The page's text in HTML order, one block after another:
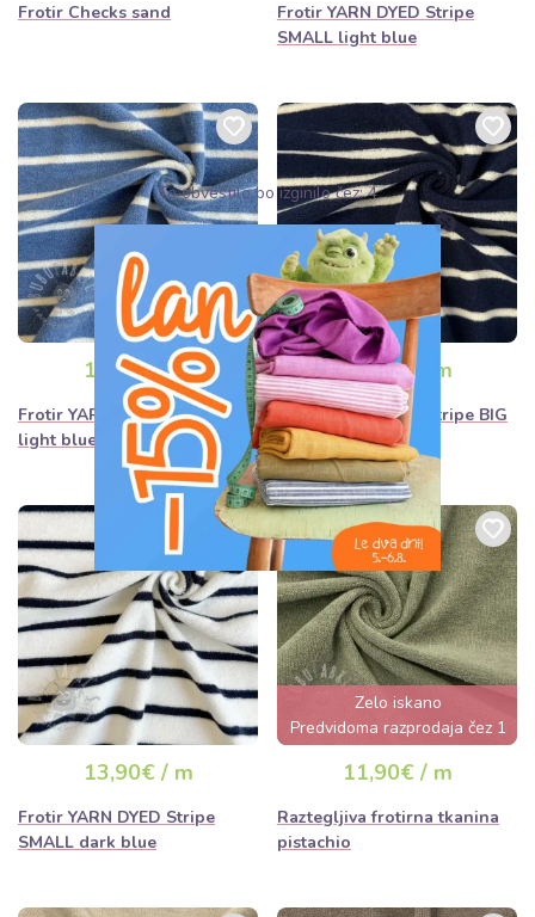
Frotir Checks sand
Frotir YARN DYED Stripe
SMALL light blue
13,90€ / m
Frotir YARN DYED Stripe BIG
light blue
13,90€ / m
Frotir YARN DYED Stripe BIG
dark blue
13,90€ / m
Frotir YARN DYED Stripe
SMALL dark blue
Zelo iskano
Predvidoma razprodaja čez 1
dan
11,90€ / m
Raztegljiva frotirna tkanina
pistachio
To obvestilo bo izginilo čez:2